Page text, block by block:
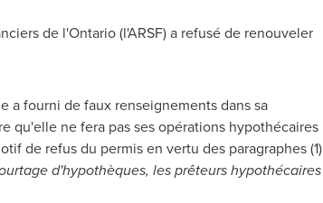
de l'Ontario(l'ARSF) a refusé de renouveler
a fourni de faux renseignements dans sa
qu'elle ne fera pas ses opérations hypothécaires
de refus du permis en vertu des paragraphes (1)
d'hypothèques, les prêteurs hypothécaires